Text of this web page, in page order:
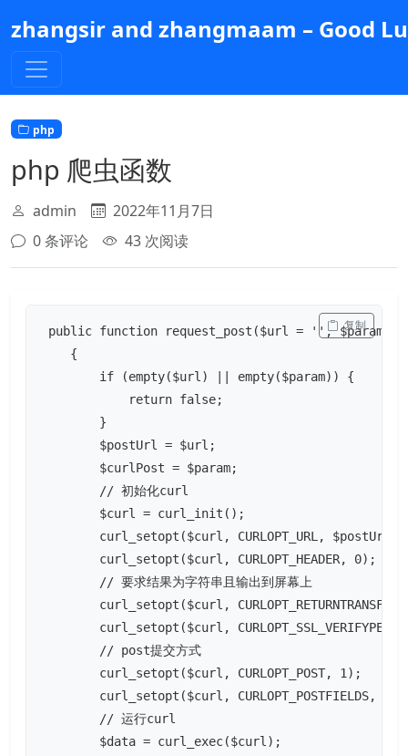
到
主
内
容
zhangsir and zhangmaam – Good
php
php 爬虫函数
admin
2022年11月7日
0 条评论
43 次阅读
public function request_post($url = '', $param
{
if (empty($url) || empty($param)) {
return false;
}
$postUrl = $url;
$curlPost = $param;
// 初始化curl
$curl = curl_init();
curl_setopt($curl, CURLOPT_URL, $postUrl);
curl_setopt($curl, CURLOPT_HEADER, 0);
// 要求结果为字符串且输出到屏幕上
curl_setopt($curl,
curl_setopt($curl,
// post提交方式
curl_setopt($curl, CURLOPT_POST, 1);
curl_setopt($curl, CURLOPT_POSTFIELDS,
// 运行curl
$data = curl_exec($curl);
复制